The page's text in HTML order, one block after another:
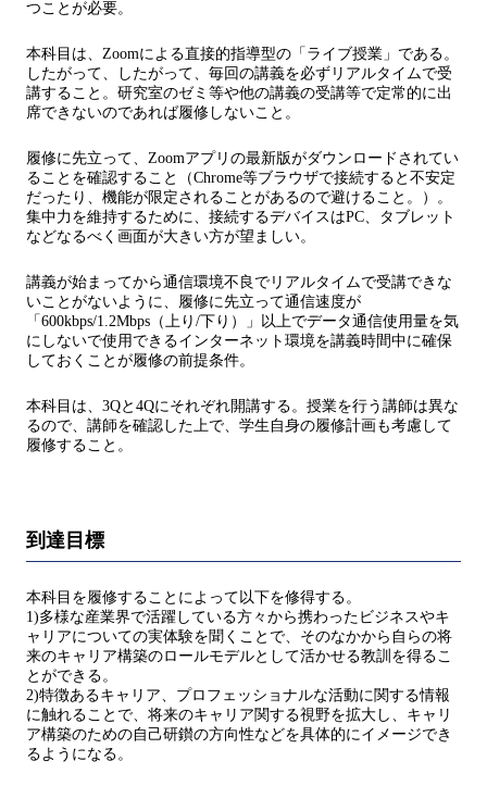
つことが必要。
本科目は、Zoomによる直接的指導型の「ライブ授業」である。
したがって、したがって、毎回の講義を必ずリアルタイムで受
講すること。研究室のゼミ等や他の講義の受講等で定常的に出
席できないのであれば履修しないこと。
履修に先立って、Zoomアプリの最新版がダウンロードされてい
ることを確認すること（Chrome等ブラウザで接続すると不安定
だったり、機能が限定されることがあるので避けること。）。
集中力を維持するために、接続するデバイスはPC、タブレット
などなるべく画面が大きい方が望ましい。
講義が始まってから通信環境不良でリアルタイムで受講できな
いことがないように、履修に先立って通信速度が
「600kbps/1.2Mbps（上り/下り）」以上でデータ通信使用量を気
にしないで使用できるインターネット環境を講義時間中に確保
しておくことが履修の前提条件。
本科目は、3Qと4Qにそれぞれ開講する。授業を行う講師は異な
るので、講師を確認した上で、学生自身の履修計画も考慮して
履修すること。
到達目標
本科目を履修することによって以下を修得する。
1)多様な産業界で活躍している方々から携わったビジネスやキ
ャリアについての実体験を聞くことで、そのなかから自らの将
来のキャリア構築のロールモデルとして活かせる教訓を得るこ
とができる。
2)特徴あるキャリア、プロフェッショナルな活動に関する情報
に触れることで、将来のキャリア関する視野を拡大し、キャリ
ア構築のための自己研鑚の方向性などを具体的にイメージでき
るようになる。